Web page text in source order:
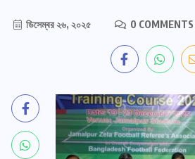
ডিসেম্বর ২৬, ২০২৫ 0 COMMENTS